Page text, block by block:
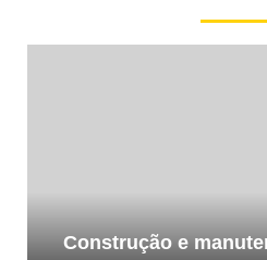
Construção e